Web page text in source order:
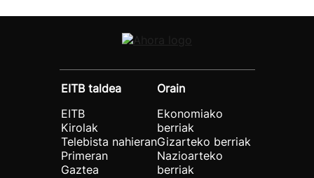
EITB taldea
EITB
Kirolak
Telebista nahieran
Primeran
Gaztea
Orain
Ekonomiako
berriak
Gizarteko berriak
Nazioarteko
berriak